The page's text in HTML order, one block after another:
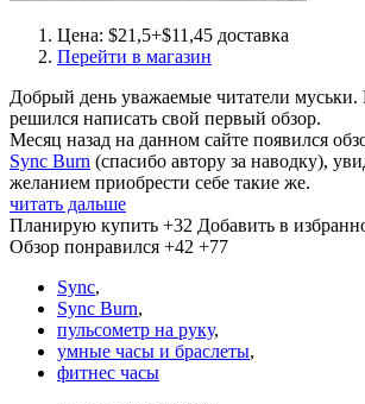
Цена: $21,5+$11,45 доставка
Перейти в магазин
Добрый день уважаемые читатели муськи.
решился написать свой первый обзор.
Месяц назад на данном сайте появился
Sync Burn (спасибо автору за наводку),
желанием приобрести себе такие же.
читать дальше
Планирую купить +32 Добавить в
Обзор понравился +42 +77
Sync,
Sync Burn,
пульсометр на руку,
умные часы и браслеты,
фитнес часы